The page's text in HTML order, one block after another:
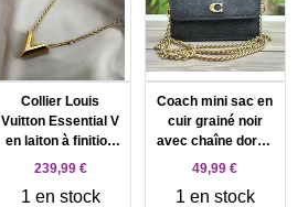
Collier Louis
Vuitton Essential V
en laiton à finition
dorée
239,99 €
1 en stock
Coach mini sac en
cuir grainé noir
avec chaîne dorée
amovible
49,99 €
1 en stock